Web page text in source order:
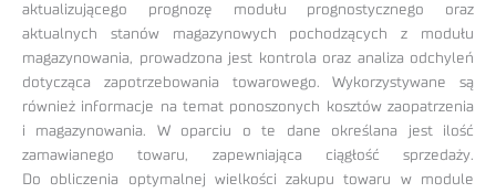
aktualizującego prognozę modułu prognostycznego oraz
aktualnych stanów magazynowych pochodzących z modułu
magazynowania, prowadzona jest kontrola oraz analiza odchyleń
dotycząca zapotrzebowania towarowego. Wykorzystywane są
również informacje na temat ponoszonych kosztów zaopatrzenia
i magazynowania. W oparciu o te dane określana jest ilość
zamawianego towaru, zapewniająca ciągłość sprzedaży.
Do obliczenia optymalnej wielkości zakupu towaru w module